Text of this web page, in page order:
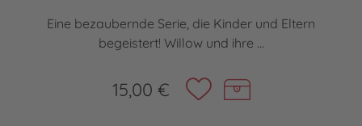
Eine bezaubernde Serie, die Kinder und Eltern
begeistert! Willow und ihre ...
15,00 €